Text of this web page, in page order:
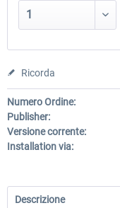
Ricorda
Numero Ordine:
Publisher:
Versione corrente:
Installation via:
Descrizione